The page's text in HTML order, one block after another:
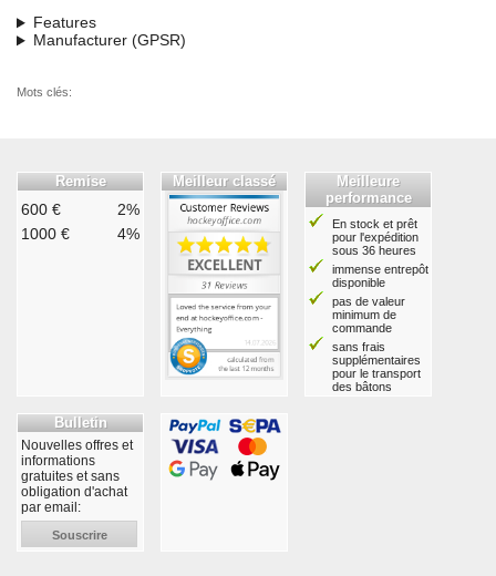
Features
Manufacturer (GPSR)
Mots clés:
Remise
600 €
2%
1000 €
4%
Meilleur classé
Meilleure
performance
En stock et prêt
pour l'expédition
sous 36 heures
immense entrepôt
disponible
pas de valeur
minimum de
commande
sans frais
supplémentaires
pour le transport
des bâtons
Bulletin
Nouvelles offres et
informations
gratuites et sans
obligation d'achat
par email:
Souscrire